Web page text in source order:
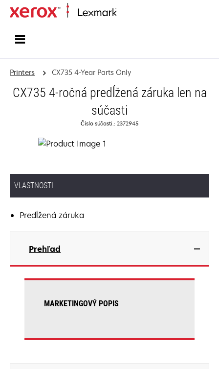
Printers CX735 4-Year Parts Only
CX735 4-ročná predĺžená záruka len na
súčasti
Číslo súčasti.: 2372945
VLASTNOSTI
Predĺžená záruka
Prehľad
MARKETINGOVÝ POPIS